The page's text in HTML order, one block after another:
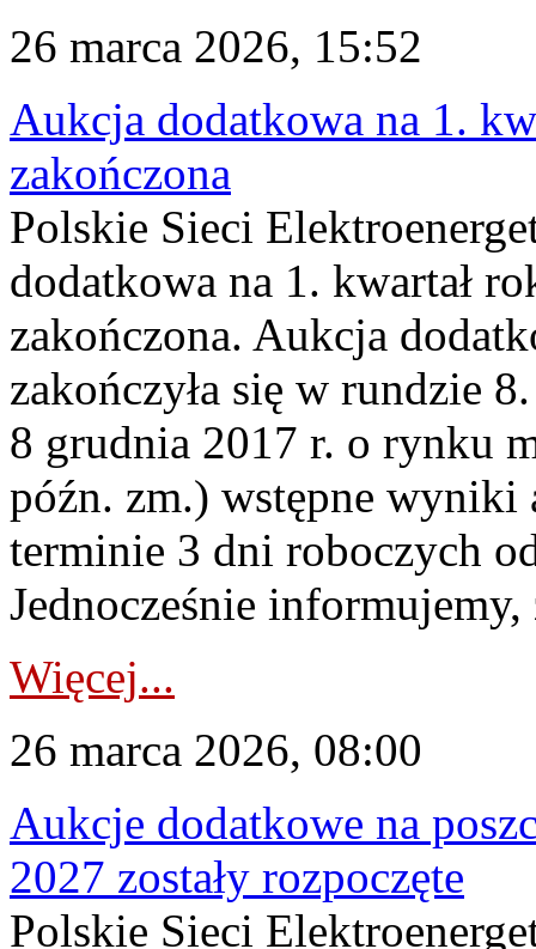
26 marca 2026, 15:52
Aukcja dodatkowa na 1.
zakończona
Polskie Sieci
dodatkowa na 1. kwartał
zakończona. Aukcja
zakończyła się w rundzie
8 grudnia 2017 r. o rynku
późn. zm.) wstępne
terminie 3 dni roboczych
Jednocześnie informujemy,
Więcej...
26 marca 2026, 08:00
Aukcje dodatkowe na
2027 zostały rozpoczęte
Polskie Sieci